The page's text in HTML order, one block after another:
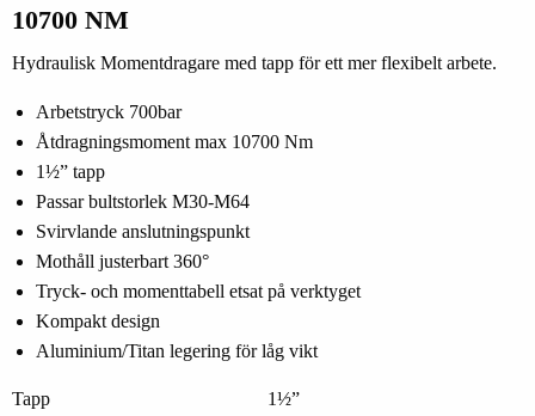
10700 NM
Hydraulisk Momentdragare med tapp för ett mer flexibelt arbete.
Arbetstryck 700bar
Åtdragningsmoment max 10700 Nm
1½” tapp
Passar bultstorlek M30-M64
Svirvlande anslutningspunkt
Mothåll justerbart 360°
Tryck- och momenttabell etsat på verktyget
Kompakt design
Aluminium/Titan legering för låg vikt
Tapp
1½”